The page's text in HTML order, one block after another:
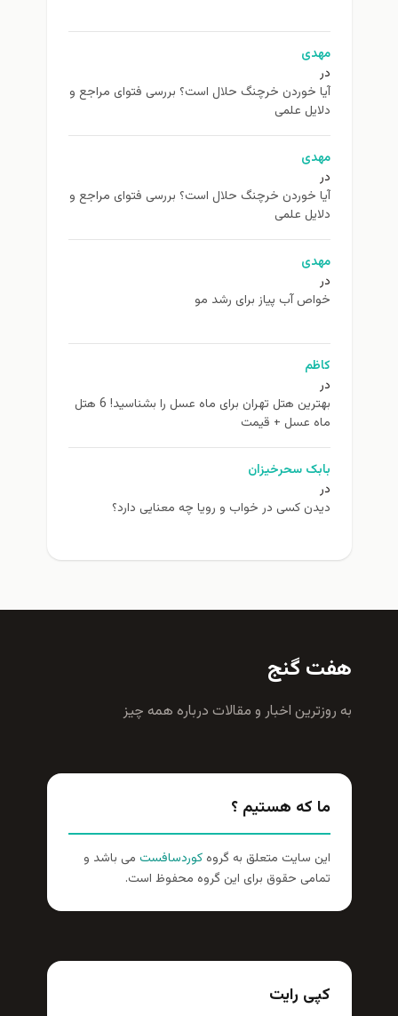
مهدی
در
آیا خوردن خرچنگ حلال است؟ بررسی فتوای مراجع و
دلایل علمی
مهدی
در
آیا خوردن خرچنگ حلال است؟ بررسی فتوای مراجع و
دلایل علمی
مهدی
در
خواص آب پیاز برای رشد مو
کاظم
در
بهترین هتل تهران برای ماه عسل را بشناسید! 6 هتل
ماه عسل + قیمت
بابک سحرخیزان
در
دیدن کسی در خواب و رویا چه معنایی دارد؟
هفت گنج
به روزترين اخبار و مقالات درباره همه چيز
ما که هستیم ؟
این سایت متعلق به گروهکوردسافست می باشد و
تمامی حقوق برای این گروه محفوظ است.
کپی رایت